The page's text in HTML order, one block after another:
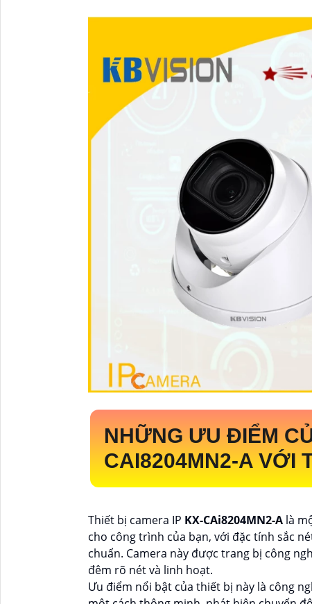
NHỮNG ƯU ĐIỂM
CAI8204MN2-A VỚI
Thiết bị camera IP KX-CAi8204MN2-A là
cho công trình của bạn, với đặc tính sắc
chuẩn. Camera này được trang bị công
đêm rõ nét và linh hoạt.
Ưu điểm nổi bật của thiết bị này là công